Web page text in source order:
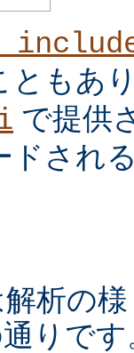
ともあ
で提供
ドされ
析の
りです